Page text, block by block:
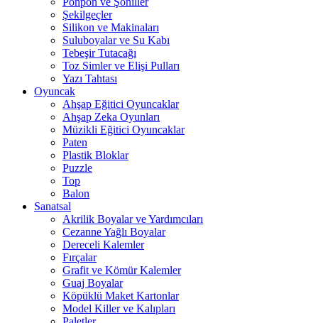
Şekilgeçler
Silikon ve Makinaları
Suluboyalar ve Su Kabı
Tebeşir Tutacağı
Toz Simler ve Elişi Pulları
Yazı Tahtası
Oyuncak
Ahşap Eğitici Oyuncaklar
Ahşap Zeka Oyunları
Müzikli Eğitici Oyuncaklar
Paten
Plastik Bloklar
Puzzle
Top
Balon
Sanatsal
Akrilik Boyalar ve Yardımcıları
Cezanne Yağlı Boyalar
Dereceli Kalemler
Fırçalar
Grafit ve Kömür Kalemler
Guaj Boyalar
Köpüklü Maket Kartonlar
Model Killer ve Kalıpları